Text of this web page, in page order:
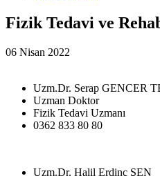
Fizik Tedavi ve
06 Nisan 2022
Uzm.Dr. Serap GENCER
Uzman Doktor
Fizik Tedavi Uzmanı
0362 833 80 80
Uzm.Dr. Halil Erdinç ŞEN